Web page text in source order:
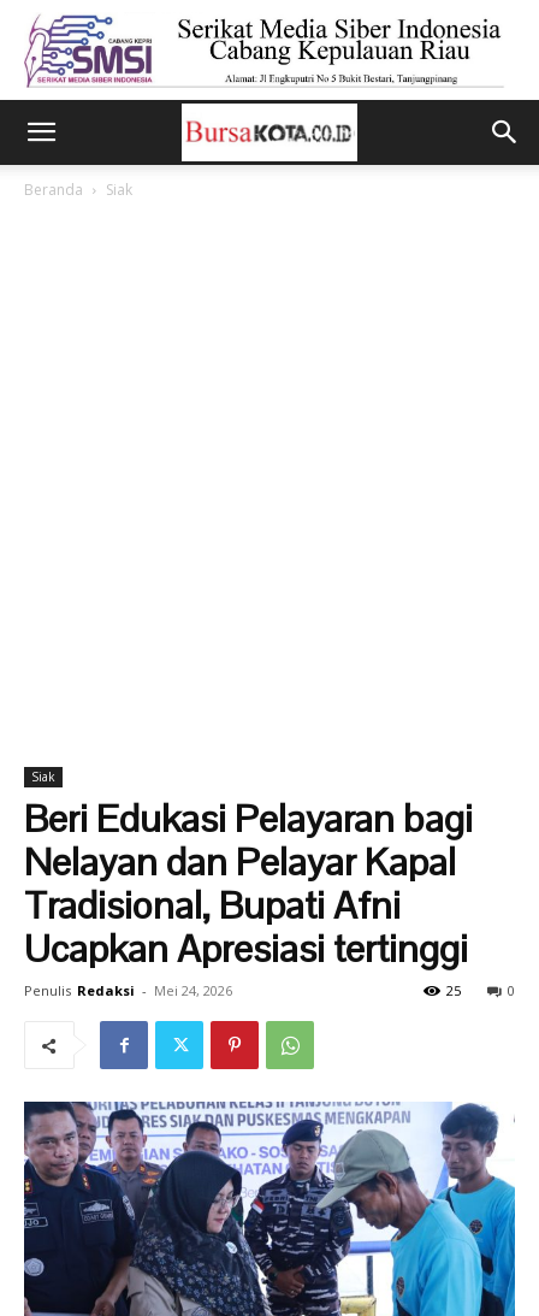
Beranda Siak
Siak
Beri Edukasi Pelayaran bagi
Nelayan dan Pelayar Kapal
Tradisional, Bupati Afni
Ucapkan Apresiasi tertinggi
Penulis Redaksi - Mei 24, 2026 0
25